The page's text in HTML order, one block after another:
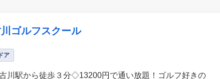
ゴルフスクール
ア
川駅から徒歩３分◇13200円で通い放題！ゴルフ好きの